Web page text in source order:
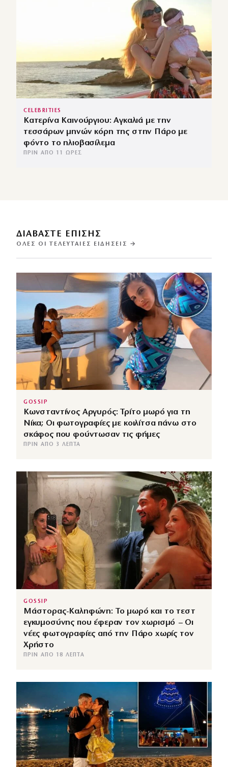
CELEBRITIES
Κατερίνα Καινούργιου: Αγκαλιά με την
τεσσάρων μηνών κόρη της στην Πάρο με
φόντο το ηλιοβασίλεμα
ΠΡΙΝ ΑΠΌ 11 ΏΡΕΣ
ΔΙΑΒΑΣΤΕ ΕΠΙΣΗΣ
ΌΛΕΣ ΟΙ ΤΕΛΕΥΤΑΊΕΣ ΕΙΔΉΣΕΙΣ →
GOSSIP
Κωνσταντίνος Αργυρός: Τρίτο μωρό για τη
Νίκα; Οι φωτογραφίες με κοιλίτσα πάνω στο
σκάφος που φούντωσαν τις φήμες
ΠΡΙΝ ΑΠΌ 3 ΛΕΠΤΆ
GOSSIP
Μάστορας-Καληφώνη: Το μωρό και το τεστ
εγκυμοσύνης που έφεραν τον χωρισμό – Οι
νέες φωτογραφίες από την Πάρο χωρίς τον
Χρήστο
ΠΡΙΝ ΑΠΌ 18 ΛΕΠΤΆ